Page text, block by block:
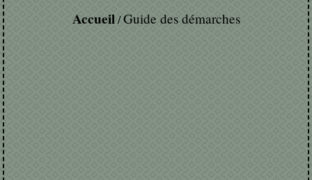
Accueil/Guide des démarches